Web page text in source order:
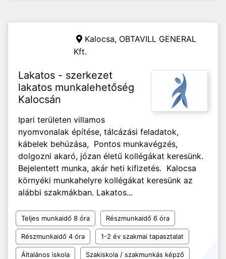
Kalocsa, OBTAVILL GENERAL
Kft.
Lakatos - szerkezet
lakatos munkalehetőség
Kalocsán
Ipari területen villamos
nyomvonalak építése, tálcázási feladatok,
kábelek behúzása, Pontos munkavégzés,
dolgozni akaró, józan életű kollégákat keresünk.
Bejelentett munka, akár heti kifizetés. Kalocsa
környéki munkahelyre kollégákat keresünk az
alábbi szakmákban. Lakatos...
Teljes munkaidő 8 óra Részmunkaidő 6 óra
Részmunkaidő 4 óra 1-2 év szakmai tapasztalat
Általános iskola Szakiskola / szakmunkás képző